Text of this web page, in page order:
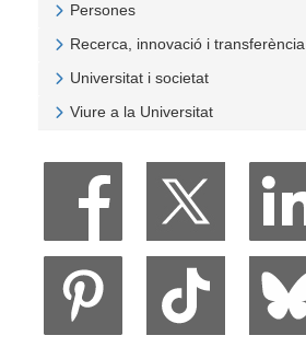
Persones
Recerca, innovació i transferència
Universitat i societat
Viure a la Universitat